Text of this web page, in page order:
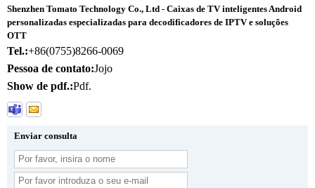
Shenzhen Tomato Technology Co., Ltd - Caixas de TV inteligentes Android
personalizadas especializadas para decodificadores de IPTV e soluções
OTT
Tel.:+86(0755)8266-0069
Pessoa de contato:Jojo
Show de pdf.:Pdf.
Enviar consulta